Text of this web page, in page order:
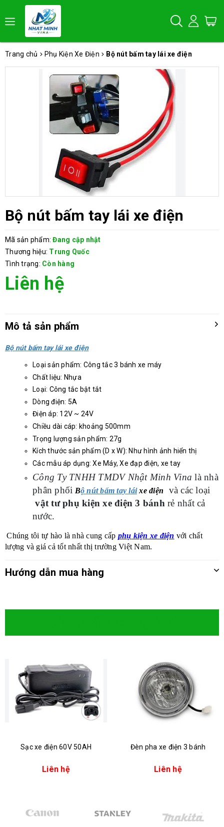
Trang chủ Phụ Kiện Xe Điện Bộ nút bấm tay lái xe điện
Bộ nút bấm tay lái xe điện
Mã sản phẩm: Đang cập nhật
Thương hiệu: Trung Quốc
Tình trạng: Còn hàng
Liên hệ
Mô tả sản phẩm
Bộ nút bấm tay lái xe điện
Loại sản phẩm: Công tắc 3 bánh xe máy
Chất liệu: Nhựa
Loại: Công tắc bật tắt
Dòng điện: 5A
Điện áp: 12V ~ 24V
Chiều dài cáp: khoảng 500mm
Trọng lượng sản phẩm: 27g
Kích thước sản phẩm (D x W): Như hình ảnh hiển thị
Các mẫu áp dụng: Xe Máy, Xe đạp điện, xe tay
Công Ty TNHH TMDV Nhật Minh Vina là nhà
phân phối Bộ nút bấm tay láixe điện
và các loại
vật tư phụ kiện xe điện 3 bánh rẻ nhất cả
nước.
Chúng tôi tự hào là nhà cung cấp phụ kiện xe điện với chất
lượng và giá cả tốt nhất thị trường Việt Nam.
Hướng dẫn mua hàng
Sạc xe điện 60V 50AH
Liên hệ
Đèn pha xe điện 3 bánh
Liên hệ